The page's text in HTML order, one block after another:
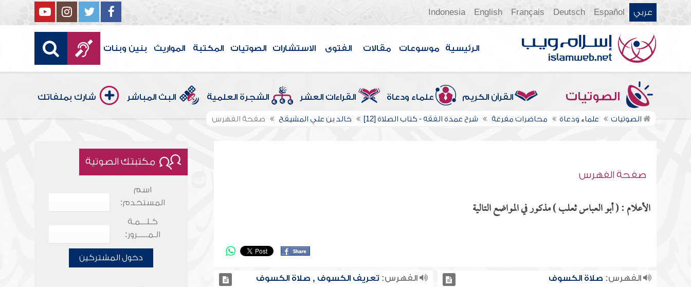
عربي Español
Deutsch
Français
English
Indonesia
الرئيسية موسوعات مقالات الفتوى الاستشارات الصوتيات المكتبة المواريث بنين وبنات
الصوتيات القرآن الكريم علماء ودعاة القراءات العشر الشجرة العلمية البث المباشر شارك بملفاتك
الصوتيات علماء ودعاة محاضرات مفرغة شرح عمدة الفقه - كتاب الصلاة [12] خالد بن علي المشيقح صفحة الفهرس
صفحة الفهرس
الأعلام : ( أبو العباس ثعلب ) مذكور في المواضع التالية
الفهرس: صلاة الكسوف الفهرس: تعريف الكسوف , صلاة الكسوف
مكتبتك الصوتية
اسم
المستخدم:
كـلـــمـة
الـمـــــرور:
دخول المشتركين